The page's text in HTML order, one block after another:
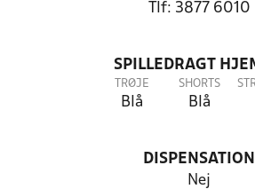
Tlf: 3877 6010
SPILLEDRAGT
TRØJE
Blå
SHORTS
Blå
DISPENSATION
Nej